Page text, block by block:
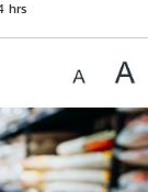
hrs